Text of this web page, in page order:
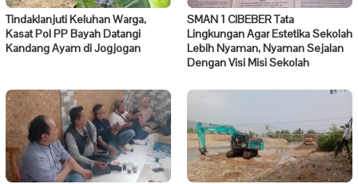
Tindaklanjuti Keluhan Warga,
Kasat Pol PP Bayah Datangi
Kandang Ayam di Jogjogan
SMAN 1 CIBEBER Tata
Lingkungan Agar Estetika Sekolah
Lebih Nyaman, Nyaman Sejalan
Dengan Visi Misi Sekolah